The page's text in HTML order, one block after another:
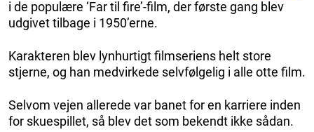
i de populære ‘Far til fire’-film, der første gang blev
udgivet tilbage i 1950’erne.
Karakteren blev lynhurtigt filmseriens helt store
stjerne, og han medvirkede selvfølgelig i alle otte film.
Selvom vejen allerede var banet for en karriere inden
for skuespillet, så blev det som bekendt ikke sådan.